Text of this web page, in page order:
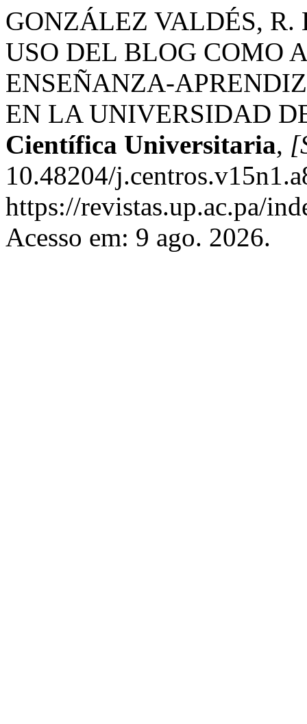
GONZÁLEZ VALDÉS, R.
USO DEL BLOG COMO
ENSEÑANZA-
EN LA UNIVERSIDAD
Científica Universitaria,
10.48204/
https://revistas.up.ac.pa/
Acesso em: 9 ago. 2026.